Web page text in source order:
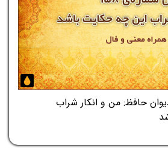
شماره‌ی ۱۵۸ دیوان حافظ: من و انکار شراب